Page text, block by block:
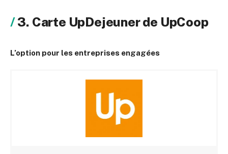
3. Carte UpDejeuner de UpCoop
L’option pour les entreprises engagées